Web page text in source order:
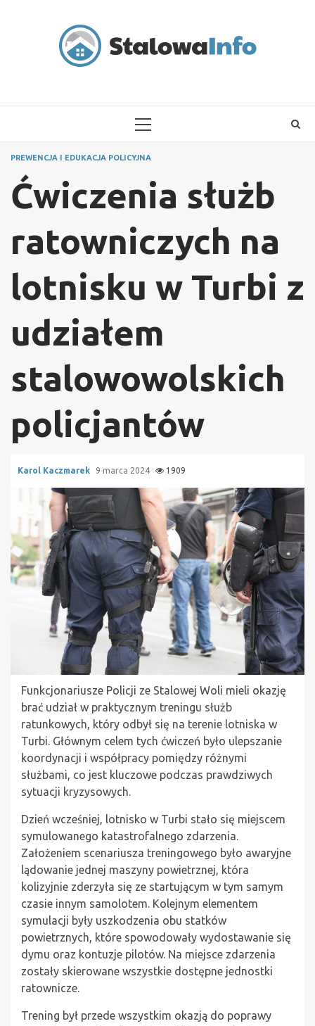
PRIMARY
PREWENCJA I EDUKACJA POLICYJNA
Ćwiczenia służb
ratowniczych na
lotnisku w Turbi z
udziałem
stalowowolskich
policjantów
Karol Kaczmarek 9 marca 2024 1909
Funkcjonariusze Policji ze Stalowej Woli mieli okazję
brać udział w praktycznym treningu służb
ratunkowych, który odbył się na terenie lotniska w
Turbi. Głównym celem tych ćwiczeń było ulepszanie
koordynacji i współpracy pomiędzy różnymi
służbami, co jest kluczowe podczas prawdziwych
sytuacji kryzysowych.
Dzień wcześniej, lotnisko w Turbi stało się miejscem
symulowanego katastrofalnego zdarzenia.
Założeniem scenariusza treningowego było awaryjne
lądowanie jednej maszyny powietrznej, która
kolizyjnie zderzyła się ze startującym w tym samym
czasie innym samolotem. Kolejnym elementem
symulacji były uszkodzenia obu statków
powietrznych, które spowodowały wydostawanie się
dymu oraz kontuzje pilotów. Na miejsce zdarzenia
zostały skierowane wszystkie dostępne jednostki
ratownicze.
Trening był przede wszystkim okazją do poprawy